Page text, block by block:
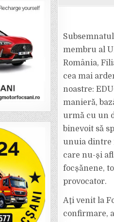
membru al
România,
cea mai
noastre:
manieră,
urmă cu un
binevoit să
unuia dintre
care nu-şi
focşănene,
provocator.
Aţi venit la
confirmare,